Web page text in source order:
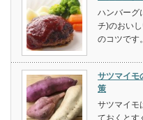
ハンバーグ
チ)のおい
のコツです。
サツマイモ
策
サツマイモ
ておくとす